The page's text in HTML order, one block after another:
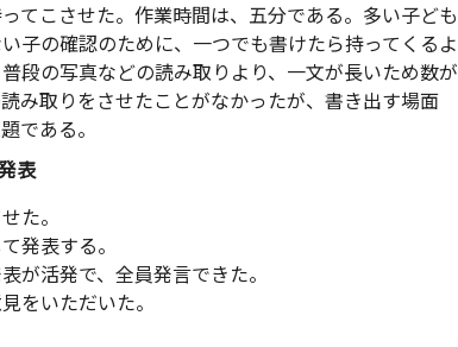
てこさせた。作業時間は、五分である。多い子ども
子の確認のために、一つでも書けたら持ってくるよ
段の写真などの読み取りより、一文が長いため数が
み取りをさせたことがなかったが、書き出す場面
である。
表
た。
発表する。
が活発で、全員発言できた。
をいただいた。